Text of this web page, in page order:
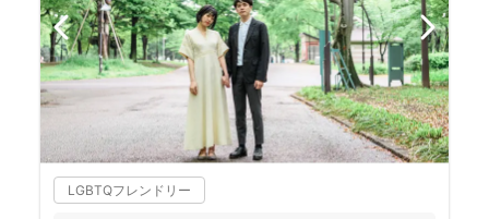
LGBTQフレンドリー